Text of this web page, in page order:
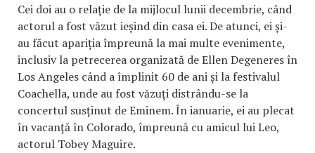
Cei doi au o relație de la mijlocul lunii decembrie, când
actorul a fost văzut ieșind din casa ei. De atunci, ei și-
au făcut apariția împreună la mai multe evenimente,
inclusiv la petrecerea organizată de Ellen Degeneres în
Los Angeles când a împlinit 60 de ani și la festivalul
Coachella, unde au fost văzuți distrându-se la
concertul susținut de Eminem. În ianuarie, ei au plecat
în vacanță în Colorado, împreună cu amicul lui Leo,
actorul Tobey Maguire.